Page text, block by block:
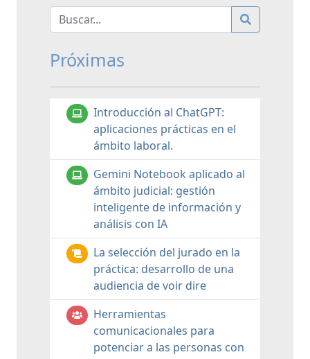
Próximas
Introducción al ChatGPT:
aplicaciones prácticas en el
ámbito laboral.
Gemini Notebook aplicado al
ámbito judicial: gestión
inteligente de información y
análisis con IA
La selección del jurado en la
práctica: desarrollo de una
audiencia de voir dire
Herramientas
comunicacionales para
potenciar a las personas con